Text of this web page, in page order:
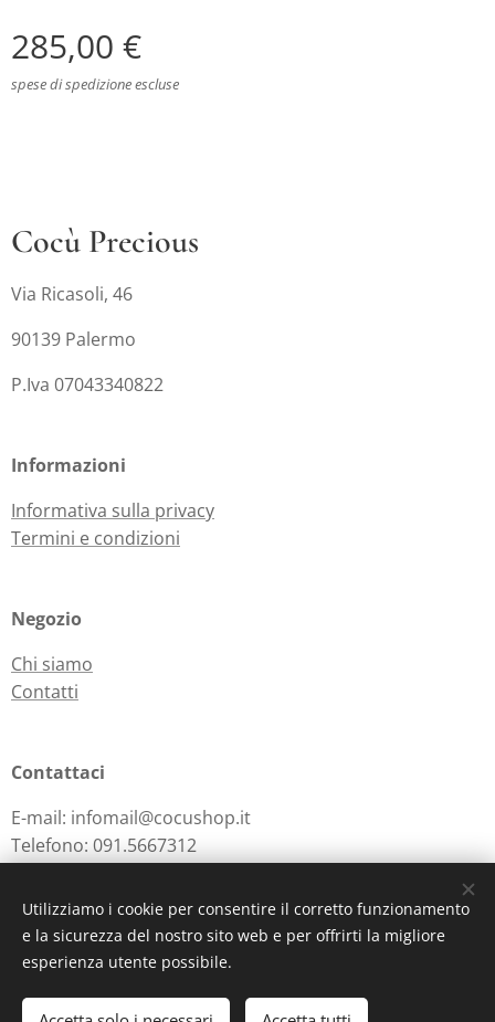
285,00 €
spese di spedizione escluse
Aggiungi al carrello
Cocù Precious
Via Ricasoli, 46
90139 Palermo
P.Iva 07043340822
Informazioni
Informativa sulla privacy
Termini e condizioni
Negozio
Chi siamo
Contatti
Contattaci
E-mail: infomail@cocushop.it
Telefono: 091.5667312
Powered byWebnode Cookies
Utilizziamo i cookie per consentire il corretto funzionamento
e la sicurezza del nostro sito web e per offrirti la migliore
esperienza utente possibile.